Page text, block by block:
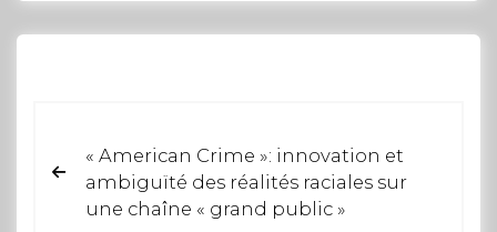
« American Crime »: innovation et
ambiguïté des réalités raciales sur
une chaîne « grand public »